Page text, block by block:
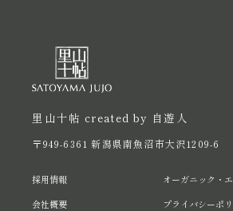
里山十帖 created by 自遊人
〒949-6361 新潟県南魚沼市大沢1209-6
採用情報
会社概要
オーガニック・
プライバシーポ